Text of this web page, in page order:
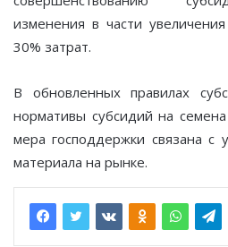
изменения в части
30% затрат.
В обновленных правилах
нормативы субсидий на
мера господдержки связана с
материала на рынке.